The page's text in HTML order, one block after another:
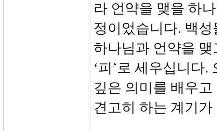
라 언약을 맺을 하
정이었습니다. 백
하나님과 언약을
‘피’로 세우십니다.
깊은 의미를 배우
견고히 하는 계기